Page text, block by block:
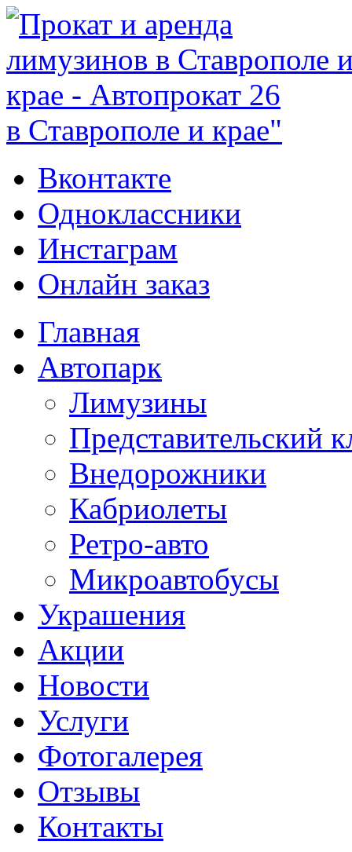
в Ставрополе и крае"
Вконтакте
Одноклассники
Инстаграм
Онлайн заказ
Главная
Автопарк
Лимузины
Представительский
Внедорожники
Кабриолеты
Ретро-авто
Микроавтобусы
Украшения
Акции
Новости
Услуги
Фотогалерея
Отзывы
­Контакты